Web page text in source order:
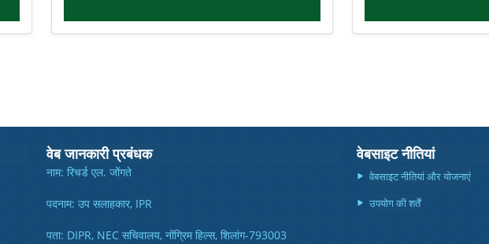
वेब जानकारी प्रबंधक
नाम: रिचर्ड एल. जोंगते
पदनाम: उप सलाहकार, IPR
पता: DIPR, NEC सचिवालय, नोंग्रिम हिल्स, शिलांग-793003
वेबसाइट नीतियां
वेबसाइट नीतियां और योजनाएं
उपयोग की शर्तें